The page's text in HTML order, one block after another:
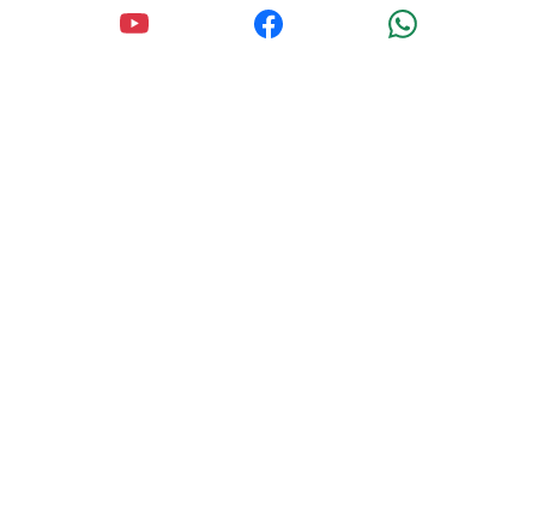
1522 33 703 44